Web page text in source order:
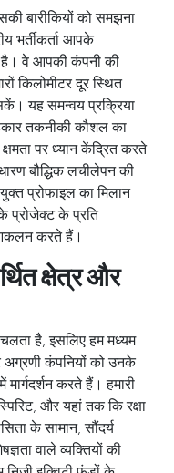
बारीकियों को समझना
भर्तीकर्ता आपके
है। वे आपकी कंपनी की
किलोमीटर दूर स्थित
यह समन्वय प्रक्रिया
तकनीकी कौशल का
पर ध्यान केंद्रित करते
बौद्धिक लचीलेपन की
प्रोफाइल का मिलान
प्रोजेक्ट के प्रति
आकलन करते हैं।
क्षेत्र और
है, इसलिए हम मध्यम
कंपनियों को उनके
करते हैं। हमारी
और यहां तक ​​कि रक्षा
के सामान, सौंदर्य
वाले व्यक्तियों की